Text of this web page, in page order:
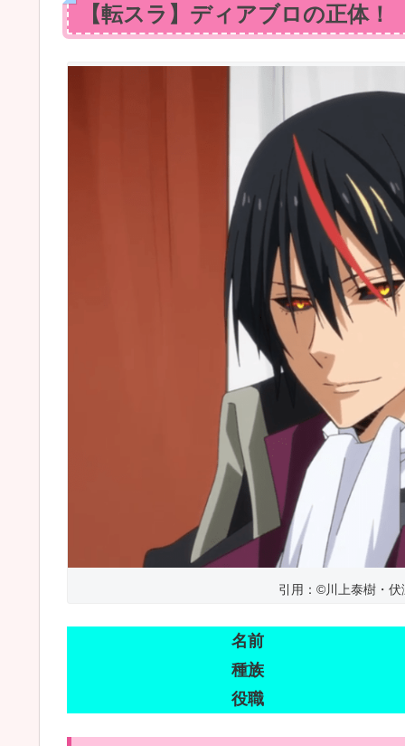
【転スラ】ディアブロの正体！
引用：©川上泰樹・
名前
種族
役職